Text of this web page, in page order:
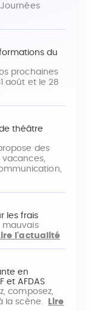
du
prochaines
août et le 28
théâtre
des
les frais
mauvais
l'actualité
en
et AFDAS
composez,
la scène.
Lire